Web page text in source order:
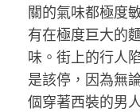
關的氣味都極度
有在極度巨大的
味。街上的行人
是該停，因為無
個穿著西裝的男